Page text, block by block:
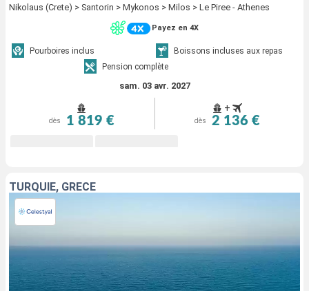
Nikolaus (Crete) > Santorin > Mykonos > Milos > Le Piree - Athenes
Payez en 4X
Pourboires inclus
Boissons incluses aux repas
Pension complète
sam. 03 avr. 2027
dès 1 819 €
+
dès 2 136 €
TURQUIE, GRÈCE